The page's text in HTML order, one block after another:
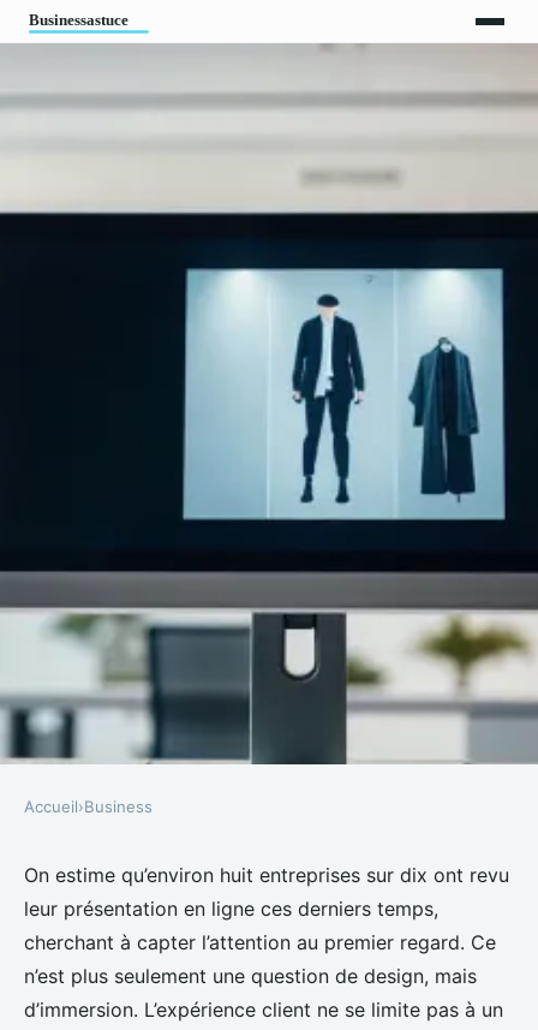
Comment l'ia transforme la
personnalisation instantanée
Meissa•14/04/2026 07:18• 11 min de lecture
Accueil›Business
On estime qu’environ huit entreprises sur dix ont revu
leur présentation en ligne ces derniers temps,
cherchant à capter l’attention au premier regard. Ce
n’est plus seulement une question de design, mais
d’immersion. L’expérience client ne se limite pas à un